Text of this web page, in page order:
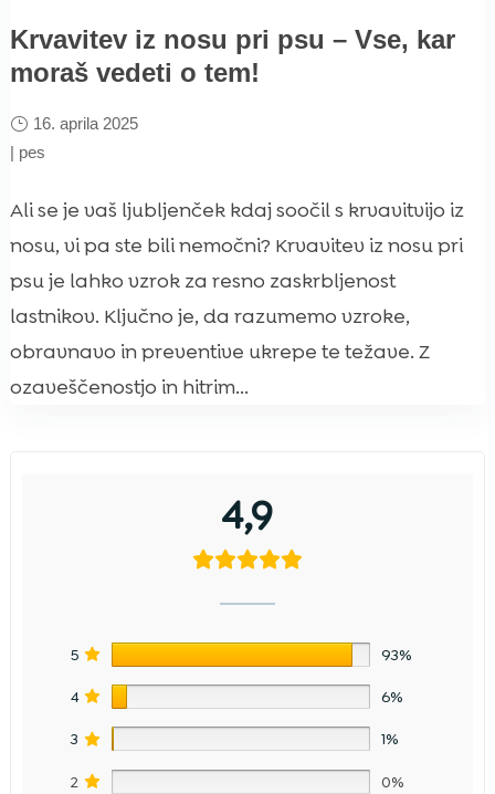
Krvavitev iz nosu pri psu – Vse, kar
moraš vedeti o tem!
16. aprila 2025
| pes
Ali se je vaš ljubljenček kdaj soočil s krvavitvijo iz
nosu, vi pa ste bili nemočni? Krvavitev iz nosu pri
psu je lahko vzrok za resno zaskrbljenost
lastnikov. Ključno je, da razumemo vzroke,
obravnavo in preventive ukrepe te težave. Z
ozaveščenostjo in hitrim...
4,9
5 93%
4 6%
3 1%
2 0%